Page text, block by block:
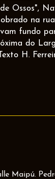
Ossos",
na
fundo
do
H.
Maipú.